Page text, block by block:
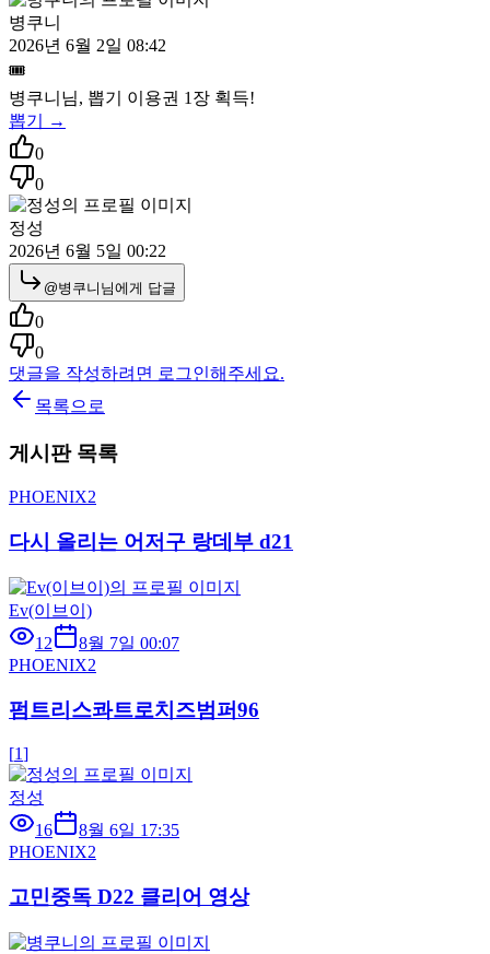
병쿠니
2026년 6월 2일 08:42
🎟️
병쿠니 님, 뽑기 이용권 1 장 획득!
뽑기 →
0
0
정성
2026년 6월 5일 00:22
@병쿠니 님에게 답글
0
0
댓글을 작성하려면 로그인해주세요.
목록으로
게시판 목록
PHOENIX2
다시 올리는 어저구 랑데부 d21
Ev(이브이)
12
8월 7일 00:07
PHOENIX2
펌트리스콰트로치즈범퍼96
[1]
정성
16
8월 6일 17:35
PHOENIX2
고민중독 D22 클리어 영상